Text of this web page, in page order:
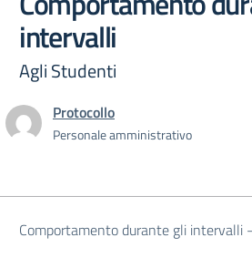
intervalli
Agli Studenti
Protocollo
Personale amministrativo
Comportamento durante gli